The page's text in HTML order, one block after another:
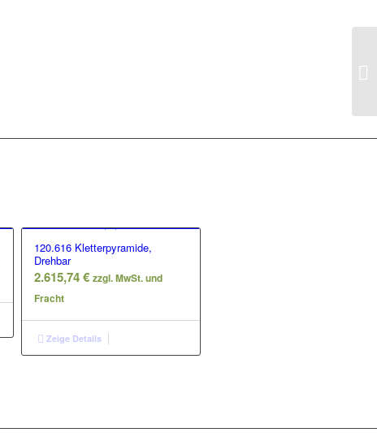
120.616 Kletterpyramide,
Drehbar
2.615,74€ zzgl. MwSt. und
Fracht
Zeige Details